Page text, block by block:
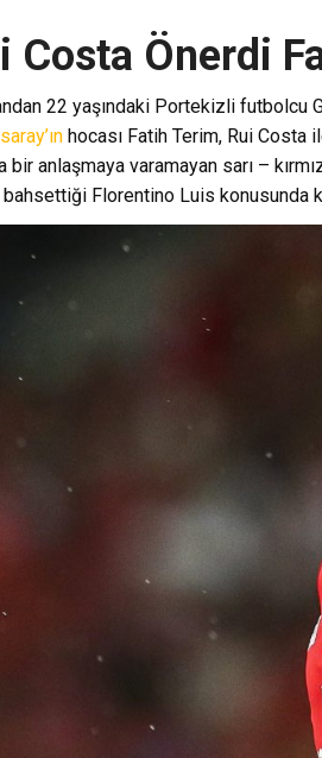
Costa Önerdi
22 yaşındaki Portekizli futbolcu
hocası Fatih Terim, Rui
bir anlaşmaya varamayan sarı –
Florentino Luis konusunda